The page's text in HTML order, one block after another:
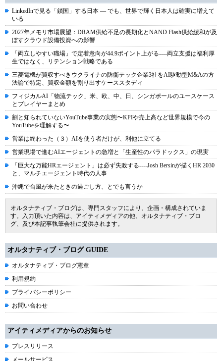
LinkedInで見る「鎖国」する日本 ― でも、世界で輝く日本人は確実に増えて
いる
2027年メモリ市場展望：DRAM供給不足の長期化とNAND Flash供給緩和が及
ぼすクラウド設備投資への影響
「両立しやすい職場」で定着意向が44.9ポイント上がる----両立支援は福利厚
生ではなく、リテンション戦略である
三菱電機が買収すべきウクライナの防衛テック企業3社をAI駆動型M&Aの方
法論で特定、買収金額を割り出すケーススタディ
フィジカルAI「物流テック」米、欧、中、日、シンガポールのユースケース
とプレイヤーまとめ
割と知られていないYouTube事業の実態〜KPIや売上高など世界規模で今の
YouTubeを理解する〜
営業は終わった（３）AIを使う者だけが、利他に立てる
営業現場で進むAIエージェントの急増と「生産性のパラドックス」の現実
「巨大な万能HRエージェント」は必ず失敗する----Josh Bersinが描くHR 2030
と、マルチエージェント時代の人事
沖縄で台風が来たときの過ごし方、とでも言うか
オルタナティブ・ブログは、専門スタッフにより、企画・構成されていま
す。入力頂いた内容は、アイティメディアの他、オルタナティブ・ブロ
グ、及び本記事執筆会社に提供されます。
オルタナティブ・ブログ GUIDE
オルタナティブ・ブログ憲章
利用規約
プライバシーポリシー
お問い合わせ
アイティメディアからのお知らせ
プレスリリース